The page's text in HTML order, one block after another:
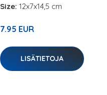
Size: 12x7x14,5 cm
7.95 EUR
LISÄTIETOJA